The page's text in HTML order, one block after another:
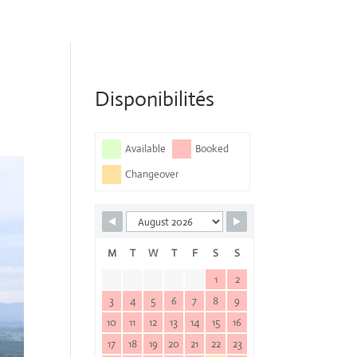
Disponibilités
Available
Booked
Changeover
M T W T F S
S
1
2
3
4 5 6 7 8
9
10
11 12 13 14 15
16
17
18 19 20 21 22 23